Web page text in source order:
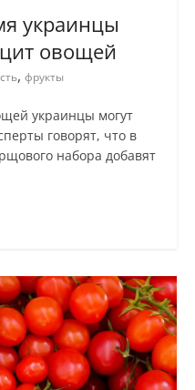
украинцы
овощей
, фрукты
украинцы могут
говорят, что в
набора добавят